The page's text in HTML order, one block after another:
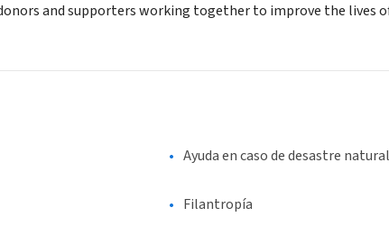
and supporters working together to improve the lives
Ayuda en caso de desastre natural
Filantropía